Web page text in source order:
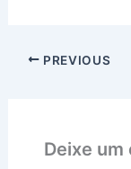
PREVIOUS
Deixe